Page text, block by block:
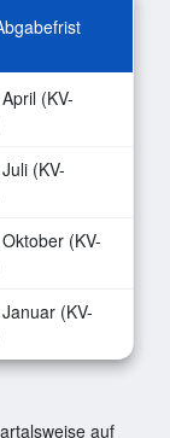
(KV-
(KV-
(KV-
(KV-
auf